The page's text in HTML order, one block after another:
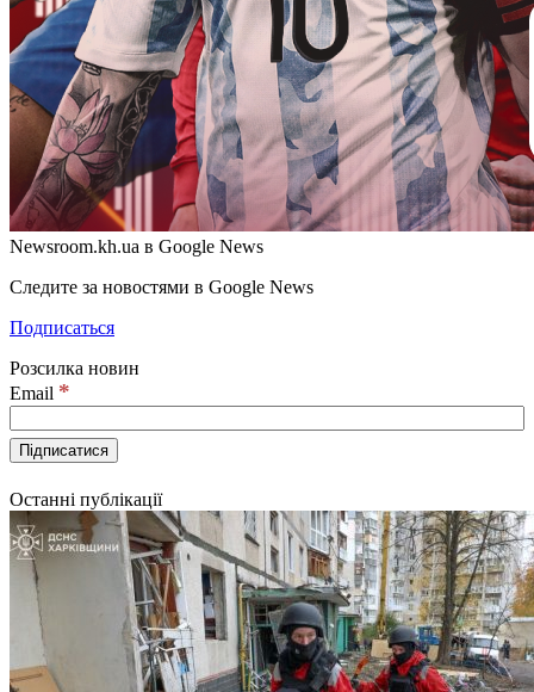
Newsroom.kh.ua в Google News
Следите за новостями в Google News
Подписаться
Розсилка новин
Email *
Останні публікації